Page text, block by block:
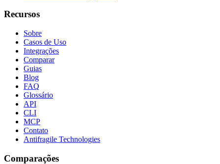
Recursos
Sobre
Casos de Uso
Integrações
Comparar
Guias
Blog
FAQ
Glossário
API
CLI
MCP
Contato
Antifragile Technologies
Comparações